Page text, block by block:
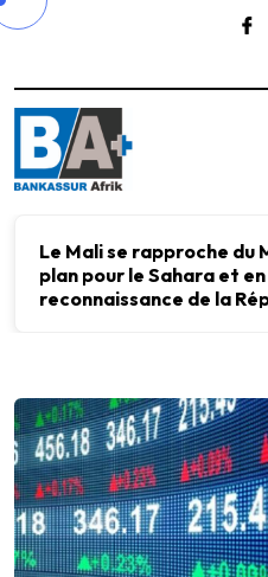
Le Mali se rapproche du
plan pour le Sahara et
reconnaissance de la